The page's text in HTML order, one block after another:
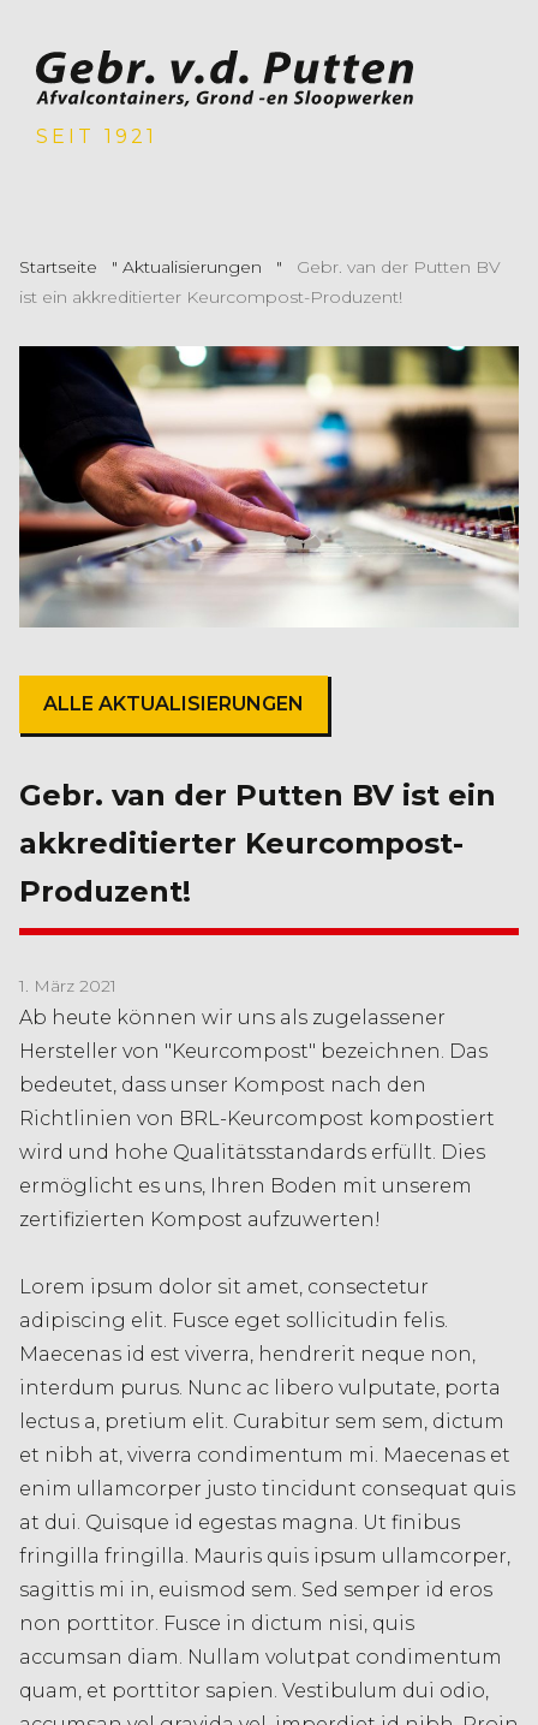
SEIT 1921
Startseite " Aktualisierungen "
Gebr. van der Putten BV
ist ein akkreditierter Keurcompost-Produzent!
ALLE AKTUALISIERUNGEN
Gebr. van der Putten BV ist ein
akkreditierter Keurcompost-
Produzent!
1. März 2021
Ab heute können wir uns als zugelassener
Hersteller von "Keurcompost" bezeichnen. Das
bedeutet, dass unser Kompost nach den
Richtlinien von BRL-Keurcompost kompostiert
wird und hohe Qualitätsstandards erfüllt. Dies
ermöglicht es uns, Ihren Boden mit unserem
zertifizierten Kompost aufzuwerten!
Lorem ipsum dolor sit amet, consectetur
adipiscing elit. Fusce eget sollicitudin felis.
Maecenas id est viverra, hendrerit neque non,
interdum purus. Nunc ac libero vulputate, porta
lectus a, pretium elit. Curabitur sem sem, dictum
et nibh at, viverra condimentum mi. Maecenas et
enim ullamcorper justo tincidunt consequat quis
at dui. Quisque id egestas magna. Ut finibus
fringilla fringilla. Mauris quis ipsum ullamcorper,
sagittis mi in, euismod sem. Sed semper id eros
non porttitor. Fusce in dictum nisi, quis
accumsan diam. Nullam volutpat condimentum
quam, et porttitor sapien. Vestibulum dui odio,